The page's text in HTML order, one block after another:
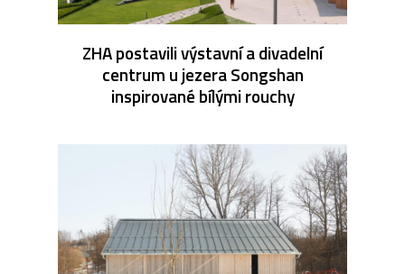
ZHA postavili výstavní a divadelní
centrum u jezera Songshan
inspirované bílými rouchy